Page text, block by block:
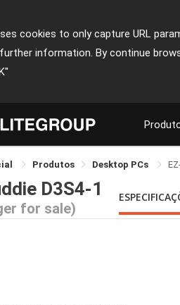
cookies to only capture URL
information. By continue
Produtos Desktop PCs
D3S4-1
for sale)